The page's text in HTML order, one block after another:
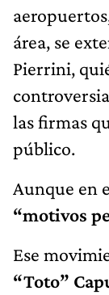
área, se
Pierrini,
las firmas
público.
Aunque en
“motivos
Ese
“Toto”